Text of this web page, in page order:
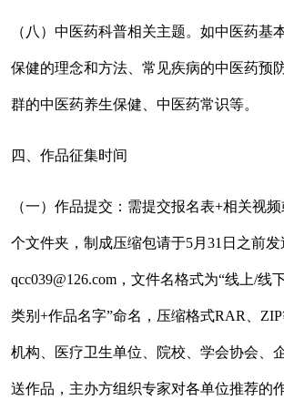
（八）中医药科普相关主题。如中医药基
保健的理念和方法、常见疾病的中医药预
群的中医药养生保健、中医药常识等。
四、作品征集时间
（一）作品提交：需提交报名表+相关视频
个文件夹，制成压缩包请于5月31日之前
qcc039@126.com，文件名格式为“线上/线
类别+作品名字”命名，压缩格式RAR、
机构、医疗卫生单位、院校、学会协会、
送作品，主办方组织专家对各单位推荐的